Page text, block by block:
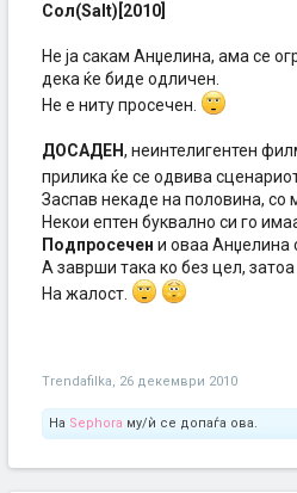
Сол(Salt)[2010]
Не ја сакам Анџелина, ама се
дека ќе биде одличен.
Не е ниту просечен.
ДОСАДЕН, неинтелигентен
прилика ќе се одвива
Заспав некаде на половина, со
Некои ептен буквално си го
Подпросечен и оваа Анџелина
А заврши така ко без цел,
На жалост.
Trendafilka, 26 декември 2010
На Sephora му/ѝ се допаѓа ова.